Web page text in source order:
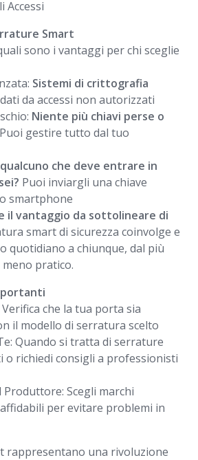
Accessi
Smart
sono i vantaggi per chi sceglie
Sistemi di crittografia
da accessi non autorizzati
Niente più chiavi perse o
Puoi gestire tutto dal tuo
qualcuno che deve entrare in
Puoi inviargli una chiave
smartphone
il vantaggio da sottolineare di
smart di sicurezza coinvolge e
quotidiano a chiunque, dal più
pratico.
che la tua porta sia
il modello di serratura scelto
Quando si tratta di serrature
o richiedi consigli a professionisti
Scegli marchi
per evitare problemi in
rappresentano una rivoluzione